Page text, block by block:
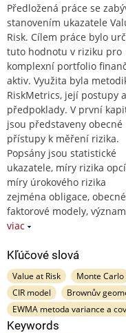
Předložená práce se
stanovením ukazatele
Risk. Cílem práce bylo
tuto hodnotu v riziku pro
komplexní portfolio
aktiv. Využita byla
RiskMetrics, její postupy a
předpoklady. V první
jsou představeny obecné
přístupy k měření rizika.
Popsány jsou statistické
ukazatele, míry rizika
míry úrokového rizika
zejména obligace, obecné
faktorové modely, význam
viac
Kľúčové slová
Value at Risk Monte Carlo
CIR model
Brownův
EWMA metoda variance a
Keywords